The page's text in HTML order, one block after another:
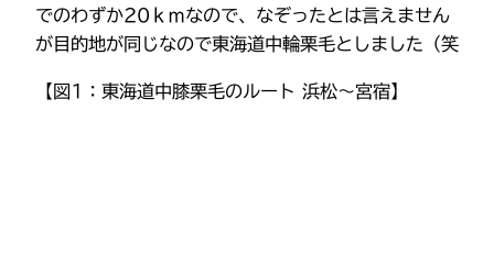
でのわずか20ｋｍなので、なぞったとは言えません
が目的地が同じなので東海道中輪栗毛としました（笑
【図1：東海道中膝栗毛のルート 浜松〜宮宿】